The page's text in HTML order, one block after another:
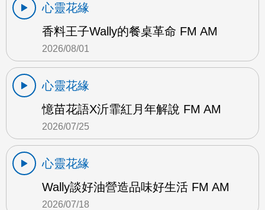
心靈花緣
香料王子Wally的餐桌革命 FM AM
2026/08/01
心靈花緣
憶苗花語X沂霏紅月年解說 FM AM
2026/07/25
心靈花緣
Wally談好油營造品味好生活 FM AM
2026/07/18